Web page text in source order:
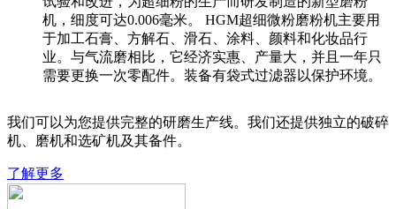
机，细度可达0.006毫米。 HGM超细微粉磨粉机主要用
于加工石膏、方解石、滑石、涂料、颜料和化妆品行
业。与气流磨相比，它经济实惠、产量大，并且一年只
需要更换一次零配件。装备有袋式过滤器以保护环境。
我们可以为您提供完整的研磨生产线。我们还提供独立的破碎
机、磨机和选矿机及其备件。
了解更多